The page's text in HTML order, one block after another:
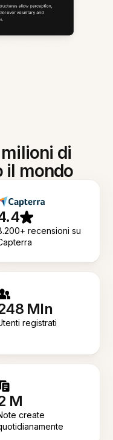
di
il mondo
recensioni su
Mln
registrati
M
create